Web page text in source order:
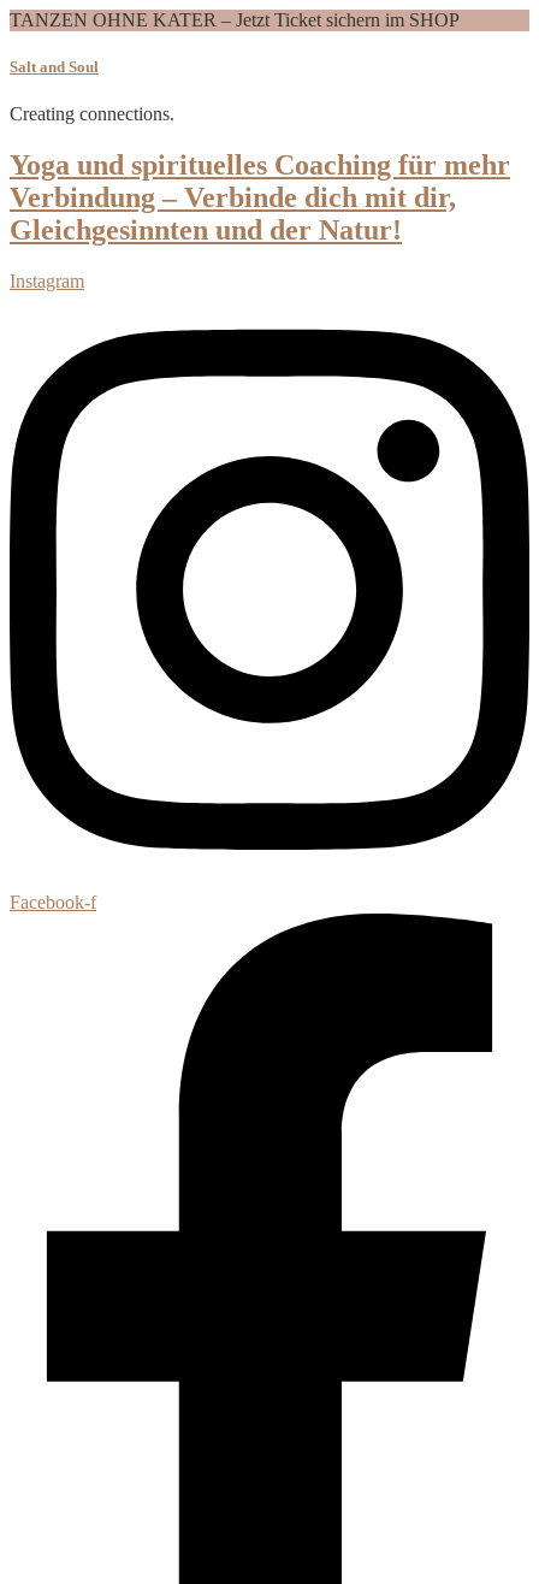
TANZEN OHNE KATER – Jetzt Ticket sichern im SHOP
Salt and Soul
Creating connections.
Yoga und spirituelles Coaching für mehr
Verbindung – Verbinde dich mit dir,
Gleichgesinnten und der Natur!
Instagram
Facebook-f